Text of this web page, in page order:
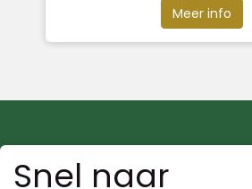
Meer info
Snel naar